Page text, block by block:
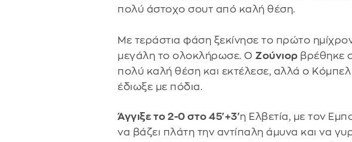
πολύ άστοχο σουτ από καλή θέση.
Με τεράστια φάση ξεκίνησε το πρώτο
μεγάλη το ολοκλήρωσε. Ο Ζούνιορ βρέθηκε
πολύ καλή θέση και εκτέλεσε, αλλά ο Κόμπελ
έδιωξε με πόδια.
Άγγιξε το 2-0 στο 45'+3'η Ελβετία, με τον
να βάζει πλάτη την αντίπαλη άμυνα και να